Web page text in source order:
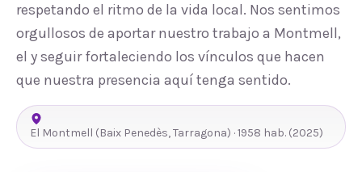
respetando el ritmo de la vida local. Nos sentimos
orgullosos de aportar nuestro trabajo a Montmell,
el y seguir fortaleciendo los vínculos que hacen
que nuestra presencia aquí tenga sentido.
El Montmell (Baix Penedès,Tarragona) ·1958 hab. (2025)